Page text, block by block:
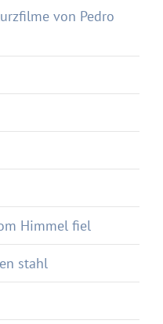
von Pedro
Himmel fiel
stahl